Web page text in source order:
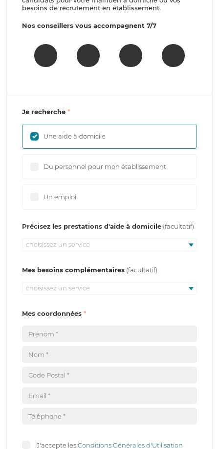
besoins de recrutement en établissement.
Nos conseillers vous accompagnent 7/7
Je recherche
Une aide à domicile
Du personnel pour mon établissement
Un emploi
Précisez les prestations d'aide à domicile
choisissez un service
Mes besoins complémentaires
choisissez un service
Mes coordonnées
J'accepte lesConditions Générales d'Utilisation